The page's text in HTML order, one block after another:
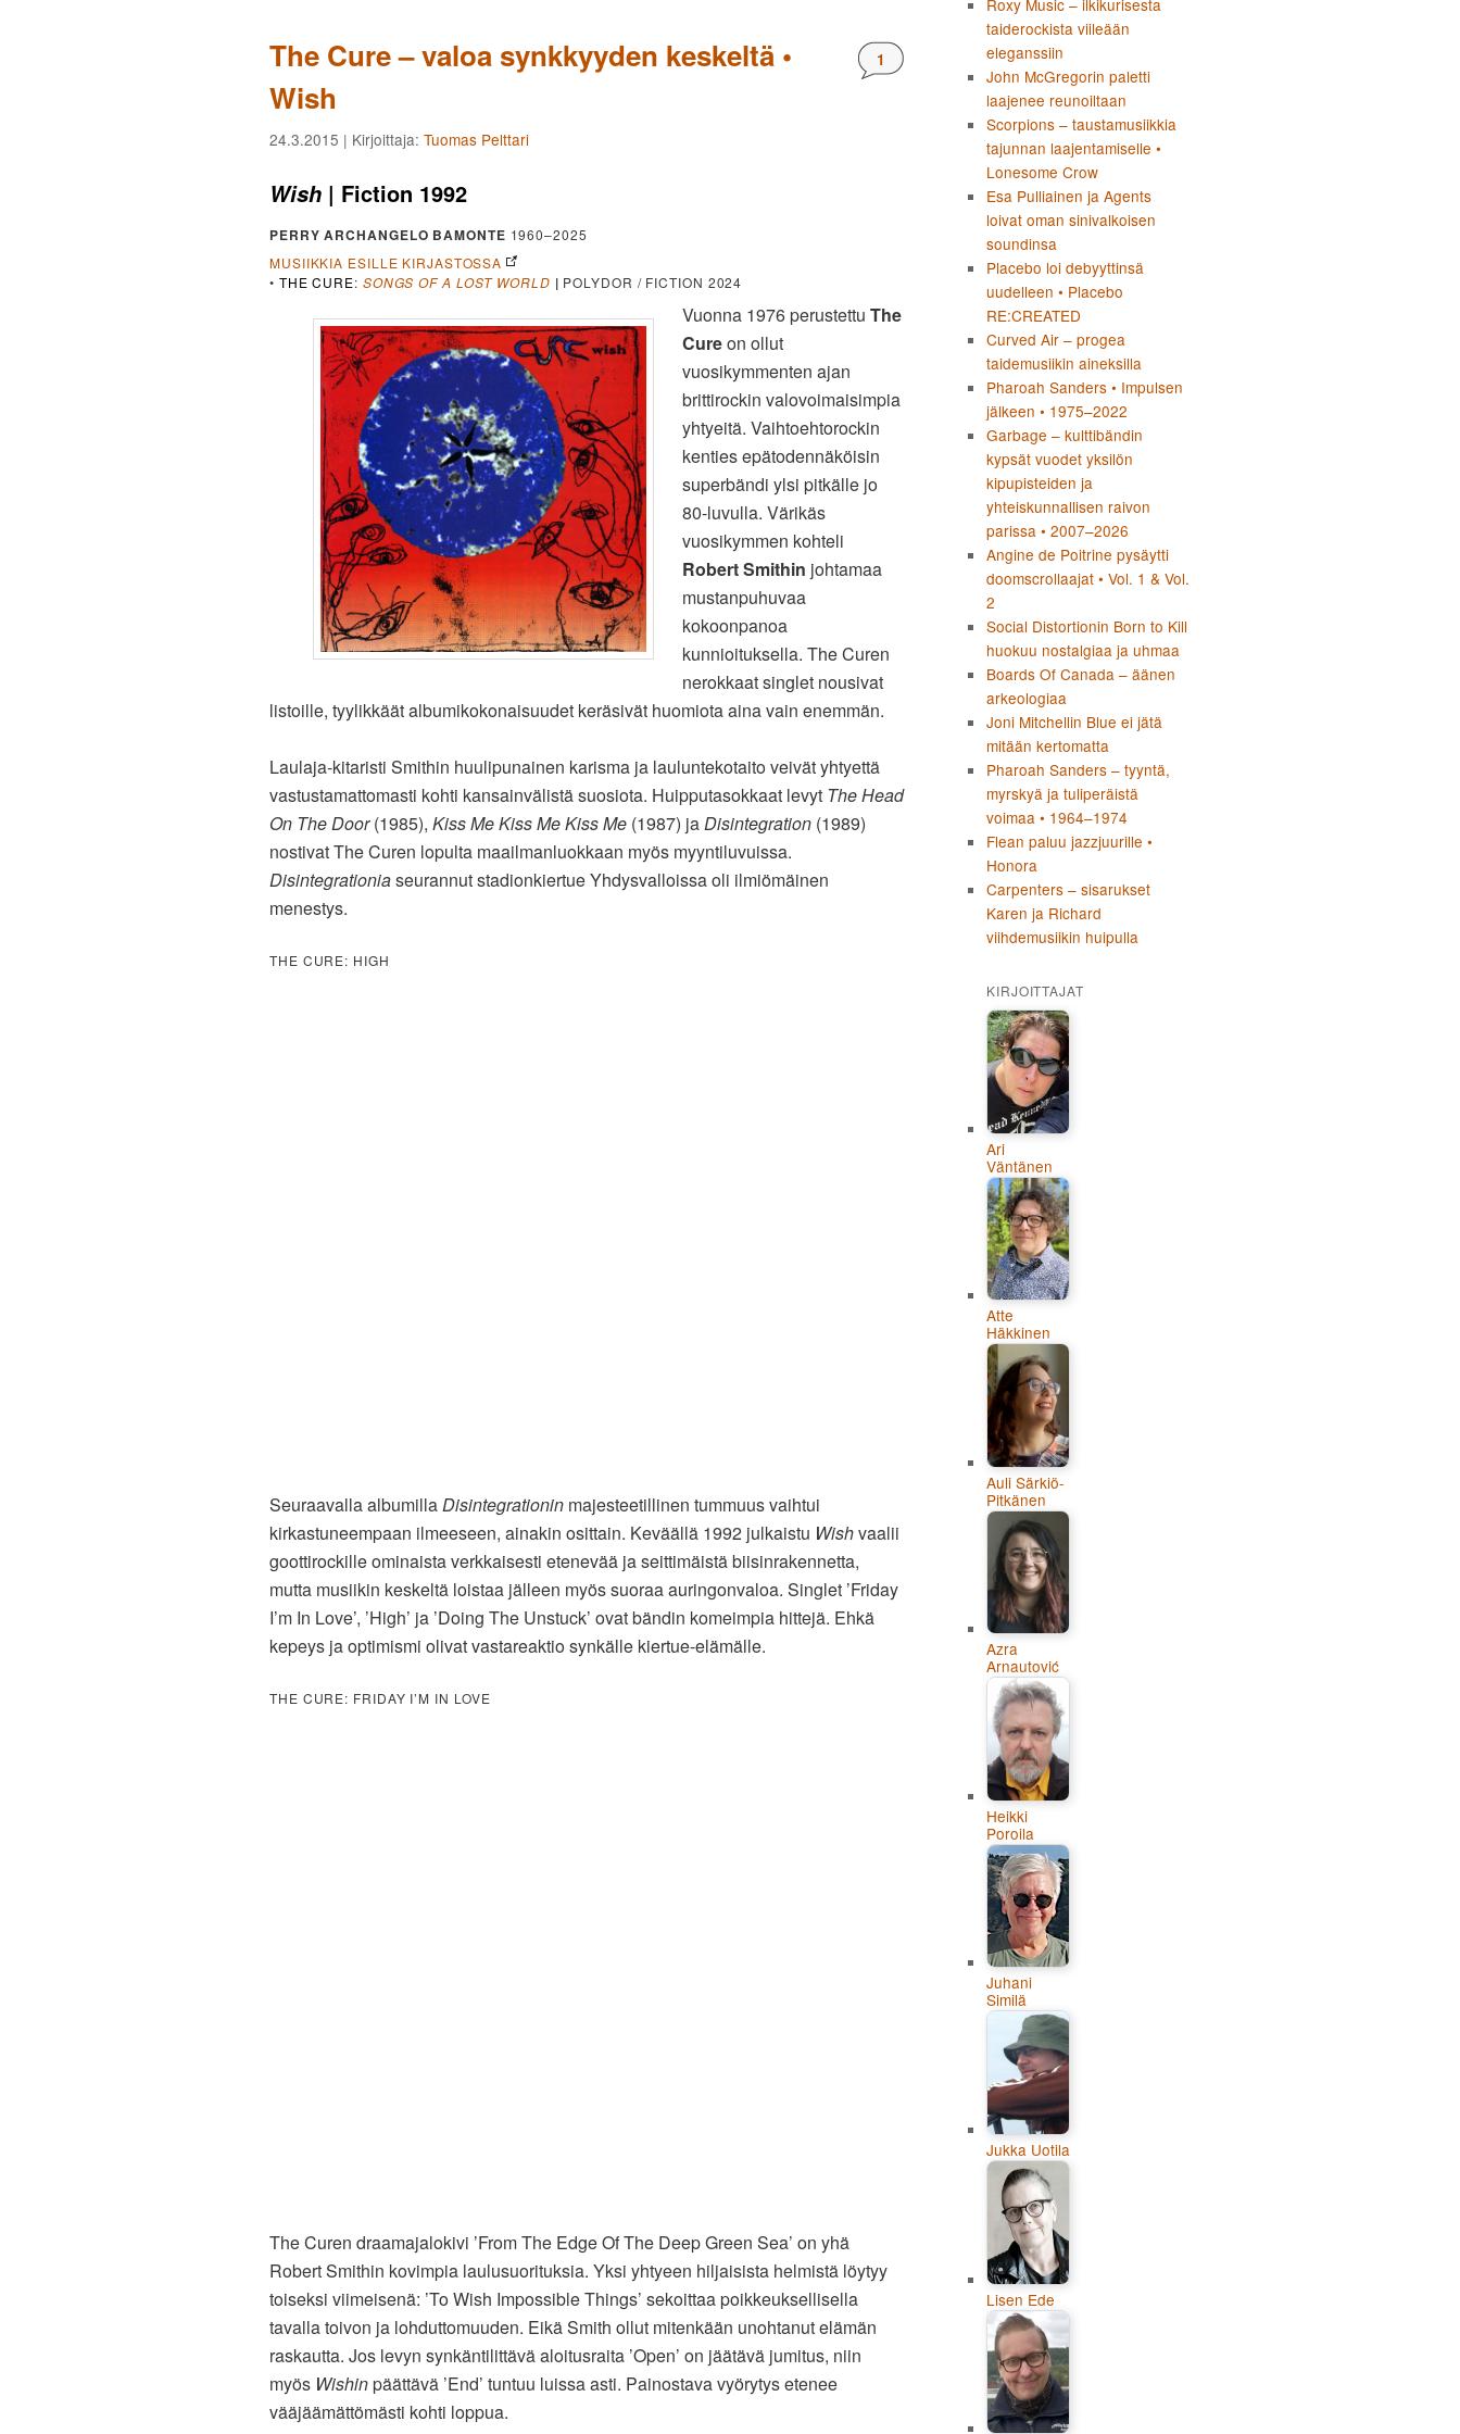
The Cure – valoa synkkyyden keskeltä •
Wish
Kommentteja:
1
24.3.2015 | Kirjoittaja: Tuomas Pelttari
Wish | Fiction 1992
PERRY ARCHANGELO BAMONTE 1960–2025
MUSIIKKIA ESILLE KIRJASTOSSA
• THE CURE: SONGS OF A LOST WORLD | POLYDOR / FICTION 2024
Vuonna 1976 perustettu The
Cureon ollut
vuosikymmenten ajan
brittirockin valovoimaisimpia
yhtyeitä. Vaihtoehtorockin
kenties epätodennäköisin
superbändi ylsi pitkälle jo
80-luvulla. Värikäs
vuosikymmen kohteli
Robert Smithin johtamaa
mustanpuhuvaa
kokoonpanoa
kunnioituksella. The Curen
nerokkaat singlet nousivat
listoille, tyylikkäät albumikokonaisuudet keräsivät huomiota aina vain enemmän.
Laulaja-kitaristi Smithin huulipunainen karisma ja lauluntekotaito veivät yhtyettä
vastustamattomasti kohti kansainvälistä suosiota. Huipputasokkaat levyt The Head
On The Door(1985), Kiss Me Kiss Me Kiss Me (1987) jaDisintegration (1989)
nostivat The Curen lopulta maailmanluokkaan myös myyntiluvuissa.
Disintegrationiaseurannut stadionkiertue Yhdysvalloissa oli ilmiömäinen
menestys.
THE CURE: HIGH
Seuraavalla albumillaDisintegrationin majesteetillinen tummuus vaihtui
kirkastuneempaan ilmeeseen, ainakin osittain. Keväällä 1992 julkaistu Wishvaalii
goottirockille ominaista verkkaisesti etenevää ja seittimäistä biisinrakennetta,
mutta musiikin keskeltä loistaa jälleen myös suoraa auringonvaloa. Singlet ’Friday
I’m In Love’, ’High’ ja ’Doing The Unstuck’ ovat bändin komeimpia hittejä. Ehkä
kepeys ja optimismi olivat vastareaktio synkälle kiertue-elämälle.
THE CURE: FRIDAY I’M IN LOVE
The Curen draamajalokivi ’From The Edge Of The Deep Green Sea’ on yhä
Robert Smithin kovimpia laulusuorituksia. Yksi yhtyeen hiljaisista helmistä löytyy
toiseksi viimeisenä: ’To Wish Impossible Things’ sekoittaa poikkeuksellisella
tavalla toivon ja lohduttomuuden. Eikä Smith ollut mitenkään unohtanut elämän
raskautta. Jos levyn synkäntilittävä aloitusraita ’Open’ on jäätävä jumitus, niin
myös Wishinpäättävä ’End’ tuntuu luissa asti. Painostava vyörytys etenee
vääjäämättömästi kohti loppua.
Roxy Music – ilkikurisesta
taiderockista viileään
eleganssiin
John McGregorin paletti
laajenee reunoiltaan
Scorpions – taustamusiikkia
tajunnan laajentamiselle •
Lonesome Crow
Esa Pulliainen ja Agents
loivat oman sinivalkoisen
soundinsa
Placebo loi debyyttinsä
uudelleen • Placebo
RE:CREATED
Curved Air – progea
taidemusiikin aineksilla
Pharoah Sanders • Impulsen
jälkeen • 1975–2022
Garbage – kulttibändin
kypsät vuodet yksilön
kipupisteiden ja
yhteiskunnallisen raivon
parissa • 2007–2026
Angine de Poitrine pysäytti
doomscrollaajat • Vol. 1 & Vol.
2
Social Distortionin Born to Kill
huokuu nostalgiaa ja uhmaa
Boards Of Canada – äänen
arkeologiaa
Joni Mitchellin Blue ei jätä
mitään kertomatta
Pharoah Sanders – tyyntä,
myrskyä ja tuliperäistä
voimaa • 1964–1974
Flean paluu jazzjuurille •
Honora
Carpenters – sisarukset
Karen ja Richard
viihdemusiikin huipulla
KIRJOITTAJAT
Ari
Väntänen
Atte
Häkkinen
Auli Särkiö-
Pitkänen
Azra
Arnautović
Heikki
Poroila
Juhani
Similä
Jukka Uotila
Lisen Ede